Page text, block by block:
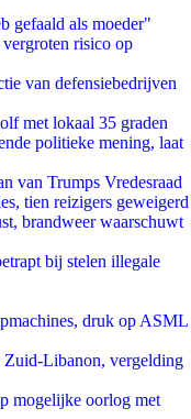
gefaald als moeder"
risico op
van defensiebedrijven
met lokaal 35 graden
politieke mening, laat
van Trumps Vredesraad
tien reizigers geweigerd
brandweer waarschuwt
bij stelen illegale
druk op ASML
Zuid-Libanon, vergelding
mogelijke oorlog met